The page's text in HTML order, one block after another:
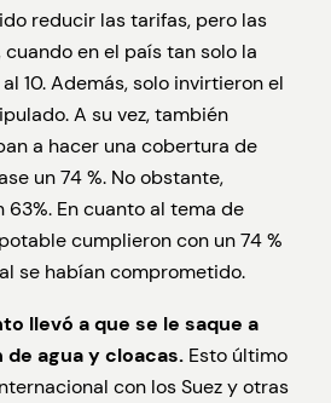
reducir las tarifas, pero las
cuando en el país tan solo la
10. Además, solo invirtieron el
A su vez, también
a hacer una cobertura de
un 74 %. No obstante,
En cuanto al tema de
cumplieron con un 74 %
se habían comprometido.
llevó a que se le saque a
agua y cloacas. Esto último
con los Suez y otras